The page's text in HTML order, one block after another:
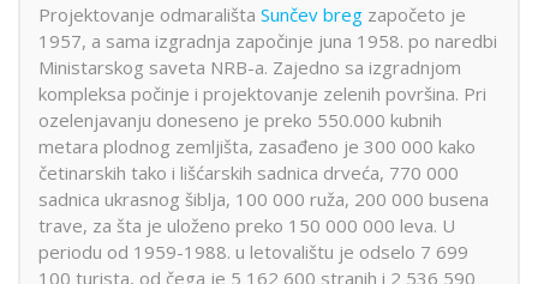
Projektovanje odmarališta Sunčev breg započeto je
1957, a sama izgradnja započinje juna 1958. po naredbi
Ministarskog saveta NRB-a. Zajedno sa izgradnjom
kompleksa počinje i projektovanje zelenih površina. Pri
ozelenjavanju doneseno je preko 550.000 kubnih
metara plodnog zemljišta, zasađeno je 300 000 kako
četinarskih tako i lišćarskih sadnica drveća, 770 000
sadnica ukrasnog šiblja, 100 000 ruža, 200 000 busena
trave, za šta je uloženo preko 150 000 000 leva. U
periodu od 1959-1988. u letovalištu je odselo 7 699
100 turista, od čega je 5 162 600 stranih i 2 536 590